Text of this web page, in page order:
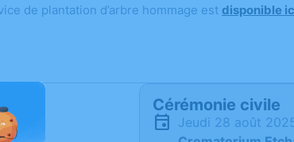
de plantation d’arbre hommage est disponible
Cérémonie civile
jeudi 28 août